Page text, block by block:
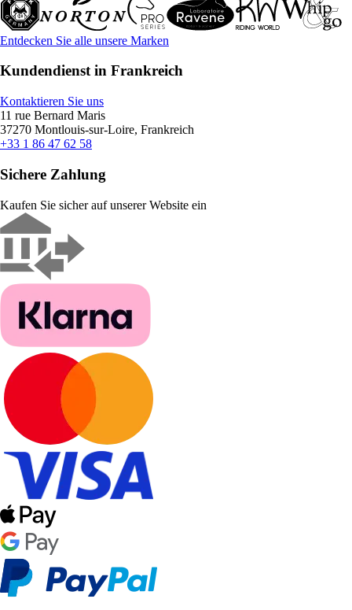
Entdecken Sie alle unsere Marken
Kundendienst in Frankreich
Kontaktieren Sie uns
11 rue Bernard Maris
37270 Montlouis-sur-Loire, Frankreich
+33 1 86 47 62 58
Sichere Zahlung
Kaufen Sie sicher auf unserer Website ein